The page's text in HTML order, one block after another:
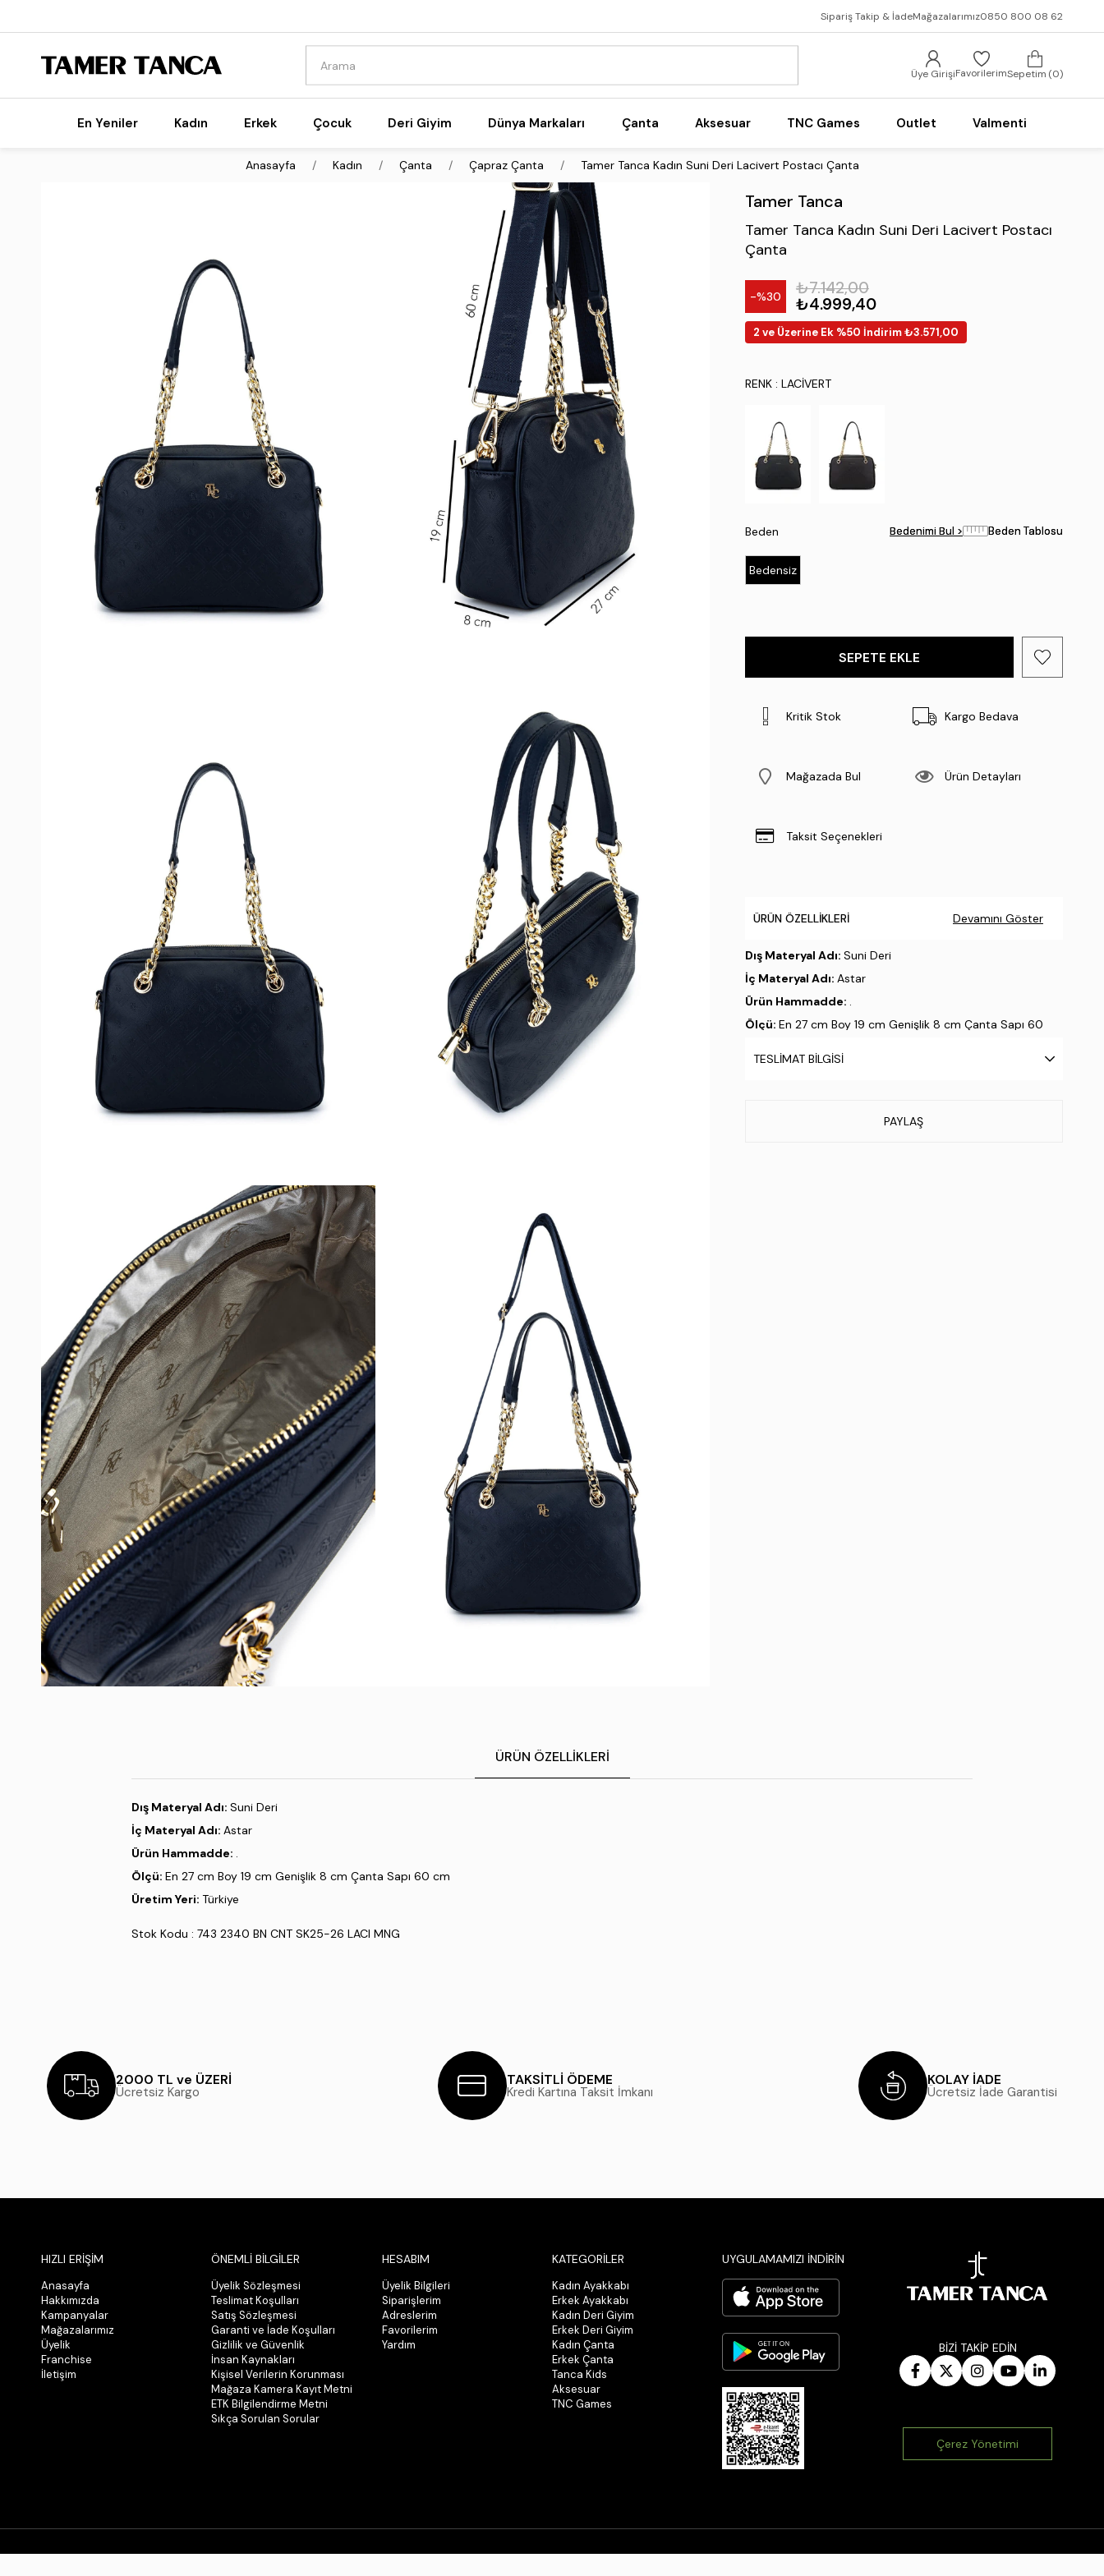
Sipariş Takip & İadeMağazalarımız0850 800 08 62
Üye GirişiFavorilerimSepetim 0
En Yeniler Kadın Erkek Çocuk Deri Giyim Dünya Markaları Çanta Aksesuar TNC Games Outlet Valmenti
Anasayfa Kadın Çanta Çapraz Çanta Tamer Tanca Kadın Suni Deri Lacivert Postacı Çanta
Tamer Tanca
Tamer Tanca Kadın Suni Deri Lacivert Postacı
Çanta
30
₺7.142,00
₺4.999,40
2 ve Üzerine Ek %50 İndirim ₺3.571,00
RENK: LACIVERT
Beden
Bedensiz
Bedenimi Bul > Beden Tablosu
Bedenimi Bul > Beden Tablosu
Kritik Stok Kargo Bedava
Mağazada Bul Ürün Detayları
Taksit Seçenekleri
ÜRÜN ÖZELLIKLERI Devamını Göster
Dış Materyal Adı: Suni Deri
İç Materyal Adı: Astar
Ürün Hammadde: .
Ölçü: En 27 cm Boy 19 cm Genişlik 8 cm Çanta Sapı 60
TESLIMAT BILGISI
PAYLAŞ
ÜRÜN ÖZELLIKLERI
Dış Materyal Adı: Suni Deri
İç Materyal Adı: Astar
Ürün Hammadde: .
Ölçü: En 27 cm Boy 19 cm Genişlik 8 cm Çanta Sapı 60 cm
Üretim Yeri: Türkiye
Stok Kodu : 743 2340 BN CNT SK25-26 LACI MNG
2000 TL ve ÜZERİ
Ücretsiz Kargo
TAKSİTLİ ÖDEME
Kredi Kartına Taksit İmkanı
KOLAY İADE
Ücretsiz İade Garantisi
HIZLI ERİŞİM
Anasayfa
Hakkımızda
Kampanyalar
Mağazalarımız
Üyelik
Franchise
İletişim
ÖNEMLİ BİLGİLER
Üyelik Sözleşmesi
Teslimat Koşulları
Satış Sözleşmesi
Garanti ve İade Koşulları
Gizlilik ve Güvenlik
İnsan Kaynakları
Kişisel Verilerin Korunması
Mağaza Kamera Kayıt Metni
ETK Bilgilendirme Metni
Sıkça Sorulan Sorular
HESABIM
Üyelik Bilgileri
Siparişlerim
Adreslerim
Favorilerim
Yardım
KATEGORİLER
Kadın Ayakkabı
Erkek Ayakkabı
Kadın Deri Giyim
Erkek Deri Giyim
Kadın Çanta
Erkek Çanta
Tanca Kids
Aksesuar
TNC Games
UYGULAMAMIZI İNDİRİN
BİZİ TAKİP EDİN
Çerez Yönetimi